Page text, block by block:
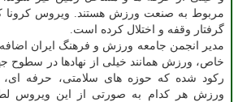
مربوط به صنعت ورزش هستند. ویروس کرونا
گرفتار وقفه و اختلال کرده است.
مدیر انجمن جامعه ورزش و فرهنگ ایران
خاص، ورزش همانند خیلی از نهادها در سطوح
رکود شده که حوزه های سلامتی، حرفه ای،
ورزش هر کدام به صورتی از این ویروس